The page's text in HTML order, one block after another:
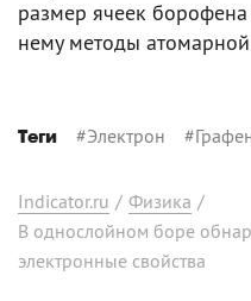
размер ячеек
нему методы
Теги #Электрон #
Indicator.ru / Физика /
В однослойном боре
электронные свойства